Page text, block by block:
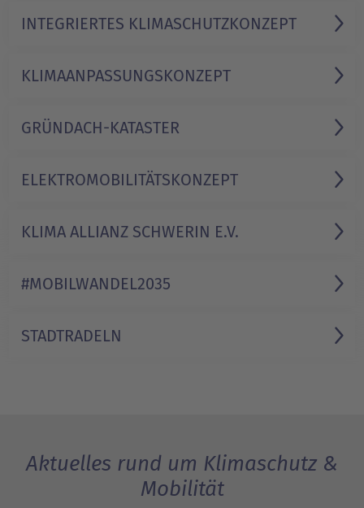
INTEGRIERTES KLIMASCHUTZ­KONZEPT
KLIMA­ANPASSUNGS­KONZEPT
GRÜNDACH-KATASTER
ELEKTRO­MOBILITÄTS­KONZEPT
KLIMA ALLIANZ SCHWERIN E.V.
#MOBILWANDEL­2035
STADTRADELN
Aktuelles rund um Klimaschutz &
Mobilität